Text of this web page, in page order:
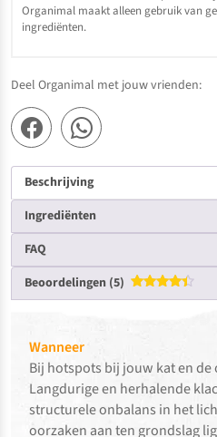
Organimal maakt alleen gebruik van
ingrediënten.
Deel Organimal met jouw vrienden:
Beschrijving
Ingrediënten
FAQ
Beoordelingen (5)
Gewaardeerd
Wanneer
Bij hotspots bij jouw kat en de
Langdurige en herhalende
structurele onbalans in het
oorzaken aan ten grondslag